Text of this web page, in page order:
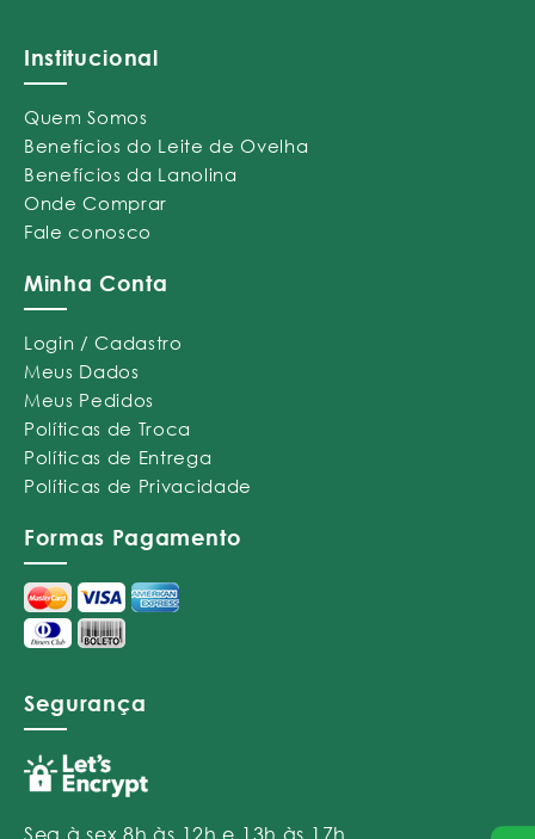
Institucional
Quem Somos
Benefícios do Leite de Ovelha
Benefícios da Lanolina
Onde Comprar
Fale conosco
Minha Conta
Login / Cadastro
Meus Dados
Meus Pedidos
Políticas de Troca
Políticas de Entrega
Políticas de Privacidade
Formas Pagamento
Segurança
Seg à sex 8h às 12h e 13h às 17h